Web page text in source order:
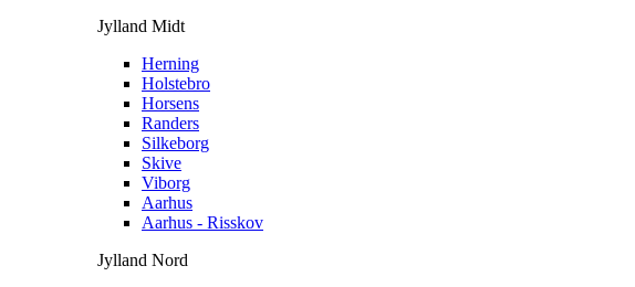
Jylland Midt
Herning
Holstebro
Horsens
Randers
Silkeborg
Skive
Viborg
Aarhus
Aarhus - Risskov
Jylland Nord